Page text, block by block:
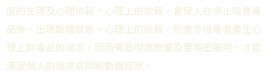
度的生理及心理依賴。心理上的依賴，會使人在停止吸食毒
品後，出現斷癮狀態。心理上的依賴，則會令吸毒者產生心
理上對毒品的渴求，因而需要咁高劑量及更頻密服用，才能
滿足個人的渴求或抑制斷癮症狀。